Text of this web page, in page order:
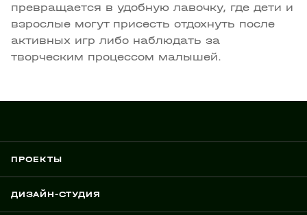
превращается в удобную лавочку, где дети и
взрослые могут присесть отдохнуть после
активных игр либо наблюдать за
творческим процессом малышей.
ПРОЕКТЫ
ДИЗАЙН-СТУДИЯ